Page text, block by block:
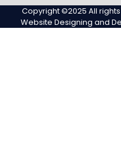
Copyright ©2025 All
Website Designing and